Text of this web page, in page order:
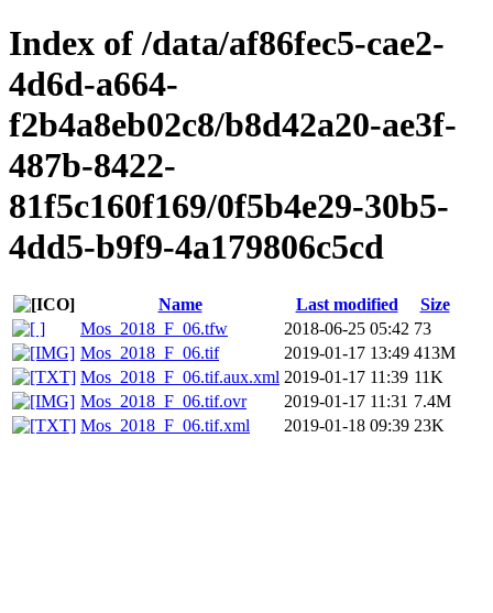
Index of /data/af86fec5-cae2-
4d6d-a664-
f2b4a8eb02c8/b8d42a20-ae3f-
487b-8422-
81f5c160f169/0f5b4e29-30b5-
4dd5-b9f9-4a179806c5cd
Name Last modified
Size
Mos_2018_F_06.tfw
2018-06-25 05:42 73
Mos_2018_F_06.tif
2019-01-17 13:49 413M
Mos_2018_F_06.tif.aux.xml 2019-01-17 11:39 11K
Mos_2018_F_06.tif.ovr
2019-01-17 11:31 7.4M
Mos_2018_F_06.tif.xml
2019-01-18 09:39 23K